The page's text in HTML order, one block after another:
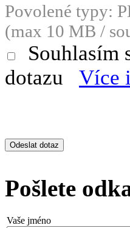
Povolené typy:
(max 10 MB /
Souhlasím
dotazu
Více
Pošlete
Vaše jméno